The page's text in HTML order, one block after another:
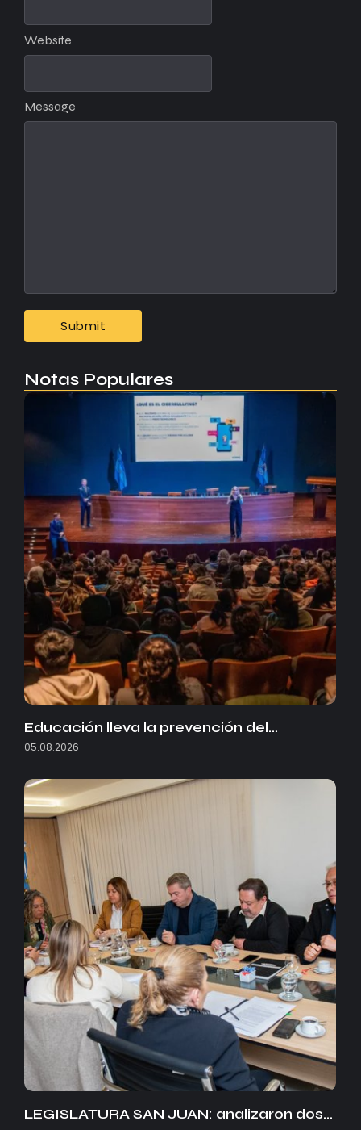
Message
Website
Notas Populares
Educación lleva la prevención del…
05.08.2026
LEGISLATURA SAN JUAN: analizaron dos…